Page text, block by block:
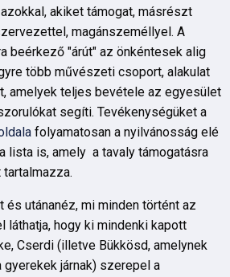
akiket támogat, másrészt
magánszeméllyel. A
beérkező "árút" az önkéntesek alig
több művészeti csoport, alakulat
amelyek teljes bevétele az egyesület
segíti. Tevékenységüket a
folyamatosan a nyilvánosság elé
lista is, amely a tavaly támogatásra
utánanéz, mi minden történt az
láthatja, hogy ki mindenki kapott
Cserdi (illetve Bükkösd, amelynek
járnak) szerepel a